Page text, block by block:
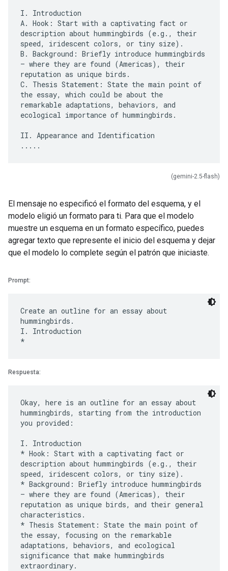
I. Introduction
A. Hook: Start with a captivating fact or
description about hummingbirds (e.g., their
speed, iridescent colors, or tiny size).
B. Background: Briefly introduce hummingbirds
– where they are found (Americas), their
reputation as unique birds.
C. Thesis Statement: State the main point of
the essay, which could be about the
remarkable adaptations, behaviors, and
ecological importance of hummingbirds.
II. Appearance and Identification
(gemini-2.5-flash)
El mensaje no especificó el formato del esquema, y el
modelo eligió un formato para ti. Para que el modelo
muestre un esquema en un formato específico, puedes
agregar texto que represente el inicio del esquema y dejar
que el modelo lo complete según el patrón que iniciaste.
Prompt:
Create an outline for an essay about
hummingbirds.
I. Introduction
Respuesta:
Okay, here is an outline for an essay about
hummingbirds, starting from the introduction
you provided:
I. Introduction
* Hook: Start with a captivating fact or
description about hummingbirds (e.g., their
speed, iridescent colors, or tiny size).
* Background: Briefly introduce hummingbirds
– where they are found (Americas), their
reputation as unique birds, and their general
characteristics.
* Thesis Statement: State the main point of
the essay, focusing on the remarkable
adaptations, behaviors, and ecological
significance that make hummingbirds
extraordinary.